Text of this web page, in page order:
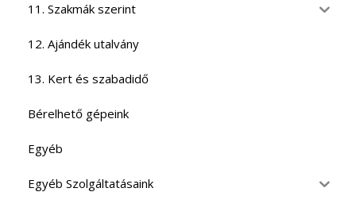
11. Szakmák szerint
12. Ajándék utalvány
13. Kert és szabadidő
Bérelhető gépeink
Egyéb
Egyéb Szolgáltatásaink